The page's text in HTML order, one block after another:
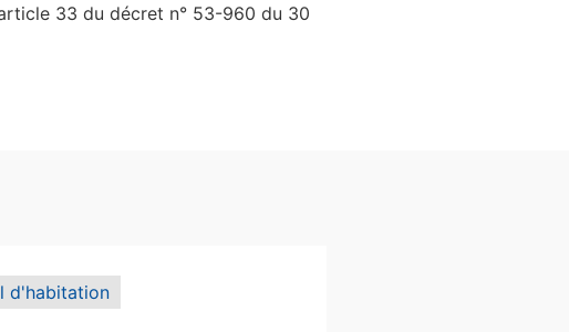
33 du décret n° 53-960 du 30
d'habitation